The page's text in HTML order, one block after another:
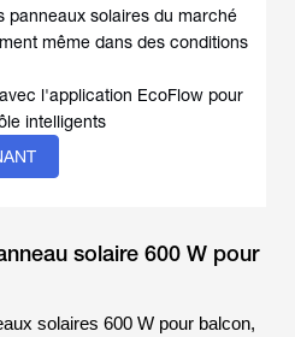
panneaux solaires du marché
même dans des conditions
l'application EcoFlow pour
intelligents
solaire 600 W pour
solaires 600 W pour balcon,